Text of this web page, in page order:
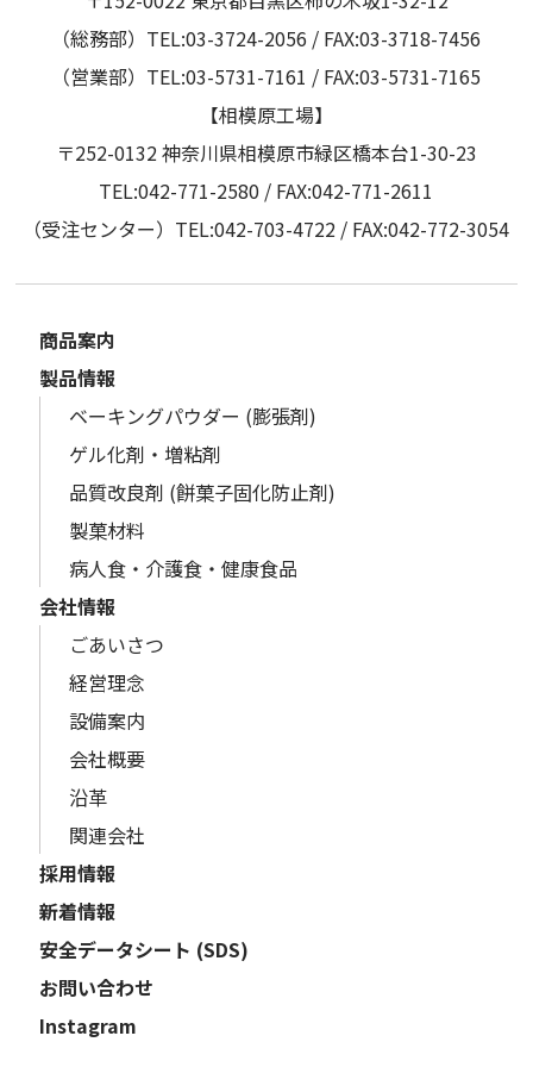
（総務部）TEL:03-3724-2056 / FAX:03-3718-7456
（営業部）TEL:03-5731-7161 / FAX:03-5731-7165
【相模原工場】
〒252-0132 神奈川県相模原市緑区橋本台1-30-23
TEL:042-771-2580 / FAX:042-771-2611
（受注センター）TEL:042-703-4722 / FAX:042-772-3054
商品案内
製品情報
ベーキングパウダー (膨張剤)
ゲル化剤・増粘剤
品質改良剤 (餅菓子固化防止剤)
製菓材料
病人食・介護食・健康食品
会社情報
ごあいさつ
経営理念
設備案内
会社概要
沿革
関連会社
採用情報
新着情報
安全データシート (SDS)
お問い合わせ
Instagram